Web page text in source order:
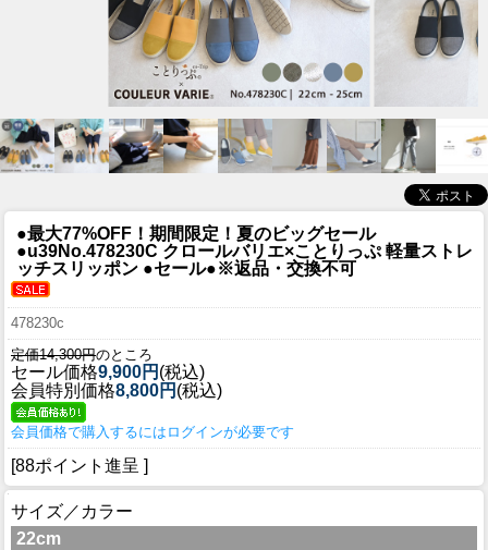
●最大77%OFF！期間限定！夏のビッグセール
●u39No.478230C クロールバリエ×ことりっぷ 軽量ストレ
ッチスリッポン ●セール●※返品・交換不可
478230c
定価14,300円のところ
セール価格9,900円 (税込)
会員特別価格8,800円 (税込)
会員価格で購入するにはログインが必要です
[88ポイント進呈 ]
サイズ／カラー
22cm